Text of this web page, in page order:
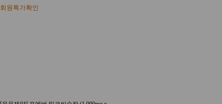
회원특가확인